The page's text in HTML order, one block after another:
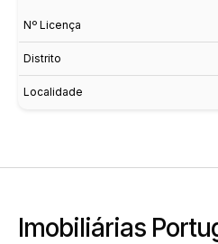
Nº Licença
Distrito
Localidade
Imobiliárias